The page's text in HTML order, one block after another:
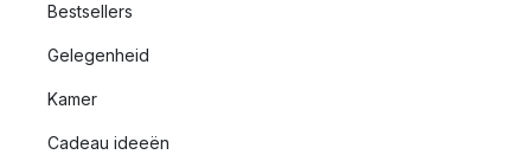
Bestsellers
Gelegenheid
Kamer
Cadeau ideeën